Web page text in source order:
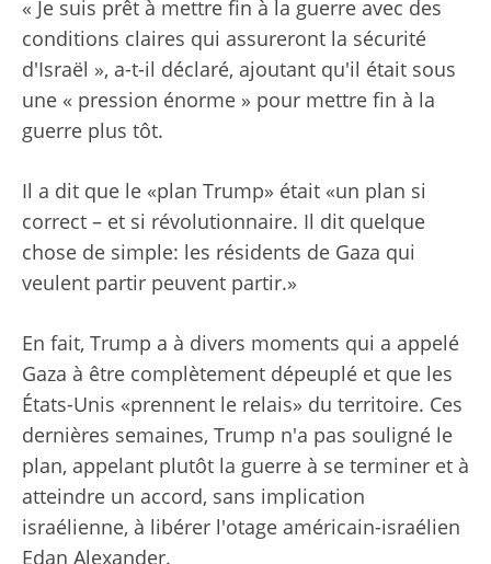
« Je suis prêt à mettre fin à la guerre avec des
conditions claires qui assureront la sécurité
d'Israël », a-t-il déclaré, ajoutant qu'il était sous
une « pression énorme » pour mettre fin à la
guerre plus tôt.
Il a dit que le «plan Trump» était «un plan si
correct – et si révolutionnaire. Il dit quelque
chose de simple: les résidents de Gaza qui
veulent partir peuvent partir.»
En fait, Trump a à divers moments qui a appelé
Gaza à être complètement dépeuplé et que les
États-Unis «prennent le relais» du territoire. Ces
dernières semaines, Trump n'a pas souligné le
plan, appelant plutôt la guerre à se terminer et à
atteindre un accord, sans implication
israélienne, à libérer l'otage américain-israélien
Edan Alexander.